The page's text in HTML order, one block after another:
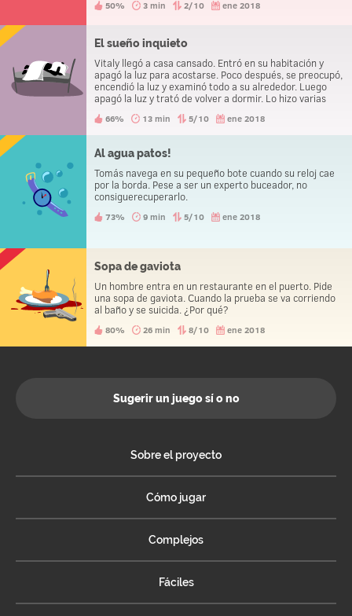
50% 3 min 2/10 ene 2018
El sueño inquieto
Vitaly llegó a casa cansado. Entró en su habitación y
apagó la luz para acostarse. Poco después, se preocupó,
encendió la luz y examinó todo a su alrededor. Luego
apagó la luz y trató de volver a dormir. Lo hizo varias
cadáver.
66% 13 min 5/10 ene 2018
Al agua patos!
Tomás navega en su pequeño bote cuando su reloj cae
por la borda. Pese a ser un experto buceador, no
consiguerecuperarlo.
73% 9 min 5/10 ene 2018
Sopa de gaviota
Un hombre entra en un restaurante en el puerto. Pide
una sopa de gaviota. Cuando la prueba se va corriendo
al baño y se suicida. ¿Por qué?
80% 26 min 8/10 ene 2018
Sugerir un juego sí o no
Sobre el proyecto
Cómo jugar
Complejos
Fáciles